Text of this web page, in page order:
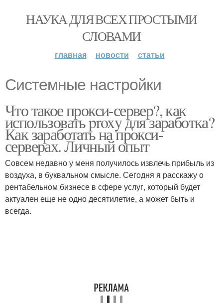
НАУКА ДЛЯ ВСЕХ ПРОСТЫМИ
СЛОВАМИ
главная новости статьи
Системные настройки
Что такое прокси-сервер?, как
использовать proxy для заработка?
Как заработать на прокси-
серверах. Личный опыт
Совсем недавно у меня получилось извлечь прибыль из
воздуха, в буквальном смысле. Сегодня я расскажу о
рентабельном бизнесе в сфере услуг, который будет
актуален еще не одно десятилетие, а может быть и
всегда.